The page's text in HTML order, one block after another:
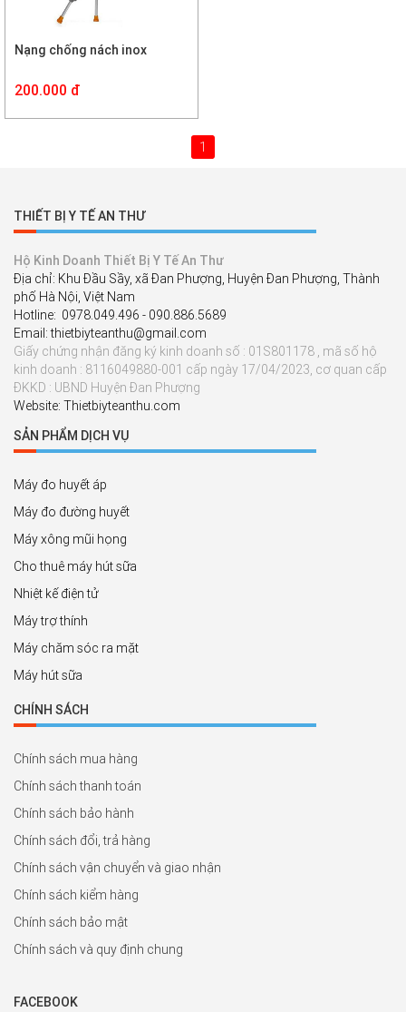
Nạng chống nách inox
200.000 đ
1
THIẾT BỊ Y TẾ AN THƯ
Hộ Kinh Doanh Thiết Bị Y Tế An Thư
Địa chỉ: Khu Đầu Sầy, xã Đan Phượng, Huyện Đan Phượng, Thành
phố Hà Nội, Việt Nam
Hotline: 0978.049.496 - 090.886.5689
Email: thietbiyteanthu@gmail.com
Giấy chứng nhận đăng ký kinh doanh số : 01S801178 , mã số hộ
kinh doanh : 8116049880-001 cấp ngày 17/04/2023, cơ quan cấp
ĐKKD : UBND Huyện Đan Phượng
Website: Thietbiyteanthu.com
SẢN PHẨM DỊCH VỤ
Máy đo huyết áp
Máy đo đường huyết
Máy xông mũi họng
Cho thuê máy hút sữa
Nhiệt kế điện tử
Máy trợ thính
Máy chăm sóc ra mặt
Máy hút sữa
CHÍNH SÁCH
Chính sách mua hàng
Chính sách thanh toán
Chính sách bảo hành
Chính sách đổi, trả hàng
Chính sách vận chuyển và giao nhận
Chính sách kiểm hàng
Chính sách bảo mật
Chính sách và quy định chung
FACEBOOK